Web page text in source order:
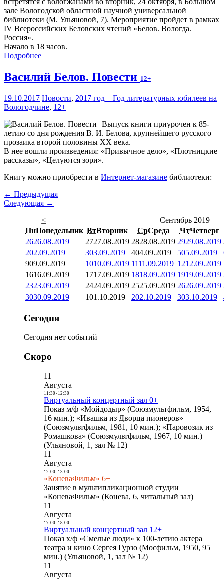
зале Вологодской областной научной универсальной
библиотеки (М. Ульяновой, 7). Мероприятие пройдет в рамках
IV Всероссийских Беловских чтений «Белов. Вологда.
Россия».
Начало в 18 часов.
Подробнее
Василий Белов. Повести 12+
19.10.2017 Новости, 2017 год – Год литературных юбилеев на
Вологодчине, 12+
Выпуск книги приурочен к 85-
летию со дня рождения В. И. Белова, крупнейшего русского
прозаика второй половины XX века.
В нее вошли произведения: «Привычное дело», «Плотницкие
рассказы», «Целуются зори».
Книгу можно приобрести в Интернет-магазине библиотеки:
← Предыдущая
Следующая →
<
Сентябрь 2019
ПнПонедельник ВтВторник СрСреда ЧтЧетверг
2626.08.2019 2727.08.2019 2828.08.2019 2929.08.2019
202.09.2019 303.09.2019 404.09.2019 505.09.2019
909.09.2019 1010.09.2019 1111.09.2019 1212.09.2019
1616.09.2019 1717.09.2019 1818.09.2019 1919.09.2019
2323.09.2019 2424.09.2019 2525.09.2019 2626.09.2019
3030.09.2019 101.10.2019 202.10.2019 303.10.2019
Сегодня
Сегодня нет событий
Скоро
11
Августа
11:30- 12:30
Виртуальный концертный зал 0+
Показ м/ф «Мойдодыр» (Союзмультфильм, 1954,
16 мин.); «Ивашка из Дворца пионеров»
(Союзмультфильм, 1981, 10 мин.); «Паровозик из
Ромашкова» (Союзмультфильм, 1967, 10 мин.)
(Ульяновой, 1, зал № 12)
11
Августа
12:00- 13:00
«КоневаФильм» 6+
Занятие в мультипликационной студии
«КоневаФильм» (Конева, 6, читальный зал)
11
Августа
17:00- 18:00
Виртуальный концертный зал 12+
Показ х/ф «Смелые люди» к 100-летию актера
театра и кино Сергея Гурзо (Мосфильм, 1950, 95
мин.) (Ульяновой, 1, зал № 12)
11
Августа